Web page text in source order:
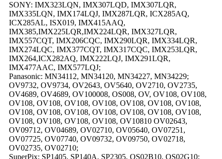
SONY: IMX323LQN, IMX307LQD, IMX307LQR,
IMX335LQN, IMX174LQJ, IMX287LQR, ICX285AQ,
ICX285AL, ISX019, IMX415AAQ,
IMX385,IMX225LQR,IMX224LQR, IMX327LQR,
IMX557CQT, IMX206CQC, IMX290LQR, IMX334LQR,
IMX274LQC, IMX377CQT, IMX317CQC, IMX253LQR,
IMX264,ICX282AQ, IMX222LQJ, IMX291LQR,
IMX477AAC, IMX577LQJ;
Panasonic: MN34112, MN34120, MN34227, MN34229;
OV9732, OV9734, OV2643, OV5640, OV2710, OV2735,
OV4689, OV4689, OV100008, OS008, OV, OV108, OV108,
OV108, OV108, OV108, OV108, OV108, OV108, OV108,
OV108, OV108, OV108, OV108, OV108, OV108, OV108,
OV108, OV108, OV108, OV108, OV10810 OV02643,
OV09712, OV04689, OV02710, OV05640, OV07251,
OV07725, OV07740, OV09732, OV09750, OV02718,
OV02735, OV02710;
SuperPix: SP1405, SP140A, SP2305, OS02B10, OS02G10;